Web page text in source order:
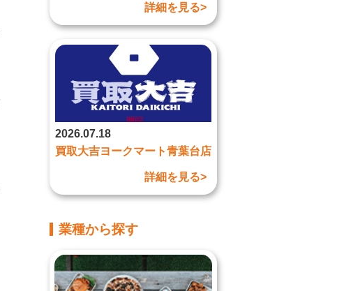
詳細を見る>
2026.07.18
買取大吉ヨークマート青葉台店
詳細を見る>
業種から探す